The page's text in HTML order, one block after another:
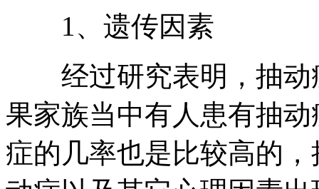
1、遗传因素
经过研究表明，抽动
果家族当中有人患有抽
症的几率也是比较高的